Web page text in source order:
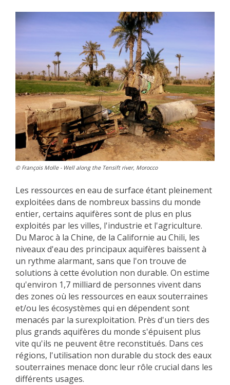
© François Molle - Well along the Tensift river, Morocco
Les ressources en eau de surface étant pleinement
exploitées dans de nombreux bassins du monde
entier, certains aquifères sont de plus en plus
exploités par les villes, l'industrie et l'agriculture.
Du Maroc à la Chine, de la Californie au Chili, les
niveaux d'eau des principaux aquifères baissent à
un rythme alarmant, sans que l'on trouve de
solutions à cette évolution non durable. On estime
qu'environ 1,7 milliard de personnes vivent dans
des zones où les ressources en eaux souterraines
et/ou les écosystèmes qui en dépendent sont
menacés par la surexploitation. Près d'un tiers des
plus grands aquifères du monde s'épuisent plus
vite qu'ils ne peuvent être reconstitués. Dans ces
régions, l'utilisation non durable du stock des eaux
souterraines menace donc leur rôle crucial dans les
différents usages.